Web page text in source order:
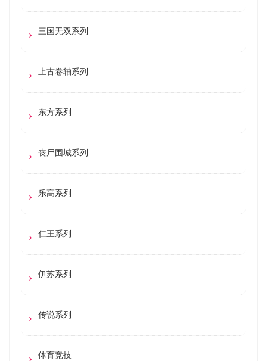
三国无双系列
上古卷轴系列
东方系列
丧尸围城系列
乐高系列
仁王系列
伊苏系列
传说系列
体育竞技